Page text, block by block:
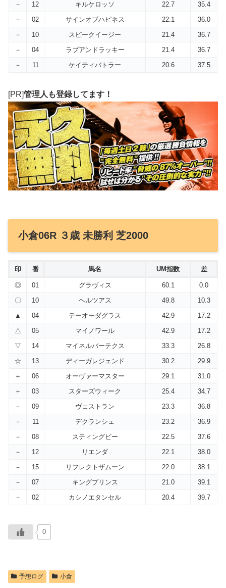
－
12 キルケロッソ 22.7
35.4
－
02 サインオブハピネス 22.1
36.0
－
10 スピークイージー 21.4
36.7
－
04 ラブアンドラッキー 21.4
36.7
－
11 ケイティバトラー 20.6 37.5
[PR]管理人も登録してます！
小倉06R ３歳 未勝利 芝2000
印 番 馬名 UM指数 差
◎ 01 グラヴィス 60.1
0.0
〇
10 ヘルツアス 49.8
10.3
▲
04 テーオーダグラス 42.9
17.2
△
05 マイノワール 42.9
17.2
▽
14 マイネルバーテクス 33.3
26.8
☆
13 ディーガレジェンド 30.2
29.9
＋
06 オーヴァーマスター 29.1
31.0
＋
03 スターズウィーク 25.4
34.7
－
09 ヴェストラン 23.3
36.8
－
11 デクランシェ 23.2
36.9
－
08 スティングビー 22.5
37.6
－
12 リエンダ 22.1
38.0
－
15 リフレクトザムーン 22.0
38.1
－
07 キングプリンス 21.0
39.1
－
02 カシノエタンセル 20.4 39.7
0
予想ログ 小倉